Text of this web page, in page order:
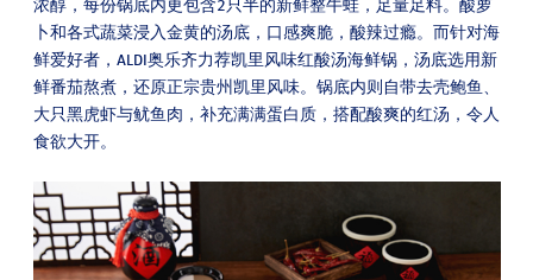
浓醇，每份锅底内更包含2只半的新鲜整牛蛙，足量足料。酸萝
卜和各式蔬菜浸入金黄的汤底，口感爽脆，酸辣过瘾。而针对海
鲜爱好者，ALDI奥乐齐力荐凯里风味红酸汤海鲜锅，汤底选用新
鲜番茄熬煮，还原正宗贵州凯里风味。锅底内则自带去壳鲍鱼、
大只黑虎虾与鱿鱼肉，补充满满蛋白质，搭配酸爽的红汤，令人
食欲大开。